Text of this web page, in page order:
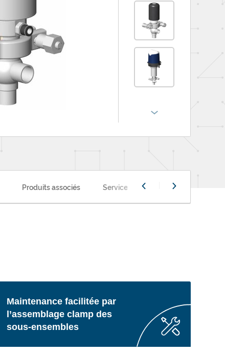
Produits associés Services
Maintenance facilitée par
l’assemblage clamp des
sous-ensembles